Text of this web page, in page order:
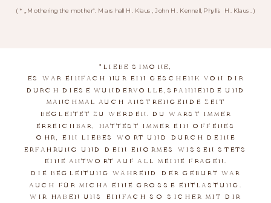
( * „Mothering the mother“. Marshall H. Klaus, John H. Kennell, Phyllis H. Klaus. )
"LIEBE SIMONE,
ES WAR EINFACH NUR EIN GESCHENK VON DIR
DURCH DIESE WUNDERVOLLE,SPANNENDE UND
MANCHMAL AUCH ANSTRENGENDE ZEIT
BEGLEITET ZU WERDEN. DU WARST IMMER
ERREICHBAR, HATTEST IMMER EIN OFFENES
OHR, EIN LIEBES WORT UND DURCH DEINE
ERFAHRUNG UND DEIN ENORMES WISSEN STETS
EINE ANTWORT AUF ALL MEINE FRAGEN.
DIE BEGLEITUNG WÄHREND DER GEBURT WAR
AUCH FÜR MICHA EINE GROSSE ENTLASTUNG. W
IR HABEN UNS EINFACH SO SICHER MIT DIR G